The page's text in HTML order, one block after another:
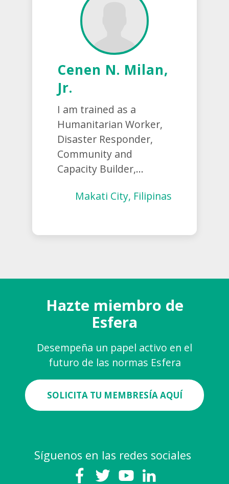
Cenen N. Milan,
Jr.
I am trained as a
Humanitarian Worker,
Disaster Responder,
Community and
Capacity Builder,...
Makati City, Filipinas
Hazte miembro de
Esfera
Desempeña un papel activo en el
futuro de las normas Esfera
SOLICITA TU MEMBRESÍA AQUÍ
Síguenos en las redes sociales